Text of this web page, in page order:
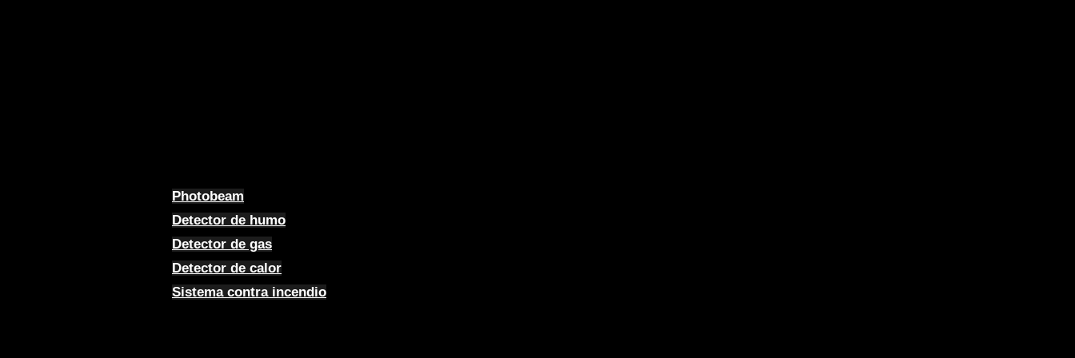
Photobeam
Detector de humo
Detector de gas
Detector de calor
Sistema contra incendio